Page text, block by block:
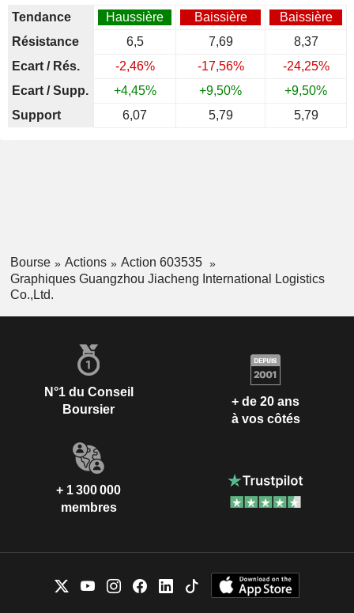
Tendance
Haussière Baissière
Baissière
Résistance
6,5 7,69
8,37
Ecart / Rés.
-2,46% -17,56%
-24,25%
Ecart / Supp.
+4,45% +9,50%
+9,50%
Support
6,07 5,79 5,79
Bourse Actions
Action 603535
Graphiques Guangzhou Jiacheng International Logistics
Co.,Ltd.
N°1 du Conseil
Boursier
+ de 20 ans
à vos côtés
+ 1 300 000
membres